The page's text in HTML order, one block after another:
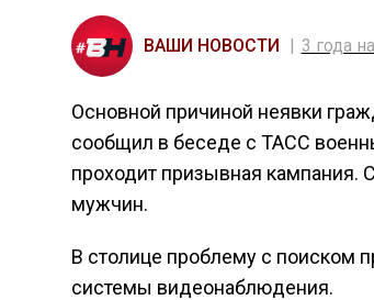
ВАШИ НОВОСТИ 3 года
Основной причиной неявки
сообщил в беседе с ТАСС
проходит призывная кампания.
мужчин.
В столице проблему с поиском
системы видеонаблюдения.